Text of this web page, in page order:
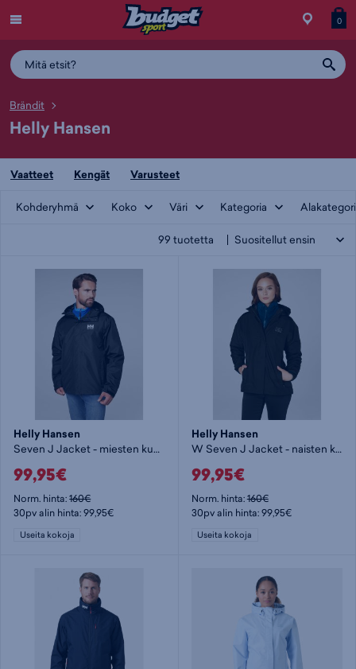
Siirry
0
Brändit
Helly Hansen
Vaatteet Kengät Varusteet
Kohderyhmä Koko Väri Kategoria
99 tuotetta
Helly Hansen
Seven J Jacket - miesten kuoritakki
99,95€
Norm. hinta:160€
30pv alin hinta: 99,95€
Useita kokoja
Helly Hansen
W Seven J Jacket - naisten kuoritakki
99,95€
Norm. hinta:160€
30pv alin hinta: 99,95€
Useita kokoja